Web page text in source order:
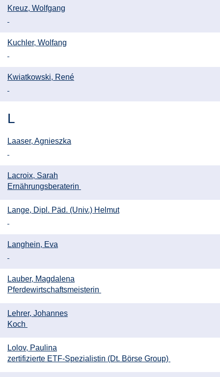
Kreuz, Wolfgang
Kuchler, Wolfang
Kwiatkowski, René
L
Laaser, Agnieszka
Lacroix, Sarah
Ernährungsberaterin
Lange, Dipl. Päd. (Univ.) Helmut
Langhein, Eva
Lauber, Magdalena
Pferdewirtschaftsmeisterin
Lehrer, Johannes
Koch
Lolov, Paulina
zertifizierte ETF-Spezialistin (Dt. Börse Group)